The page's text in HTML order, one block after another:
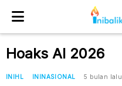
Hoaks AI 2026
INIHL ININASIONAL 5 bulan lalu